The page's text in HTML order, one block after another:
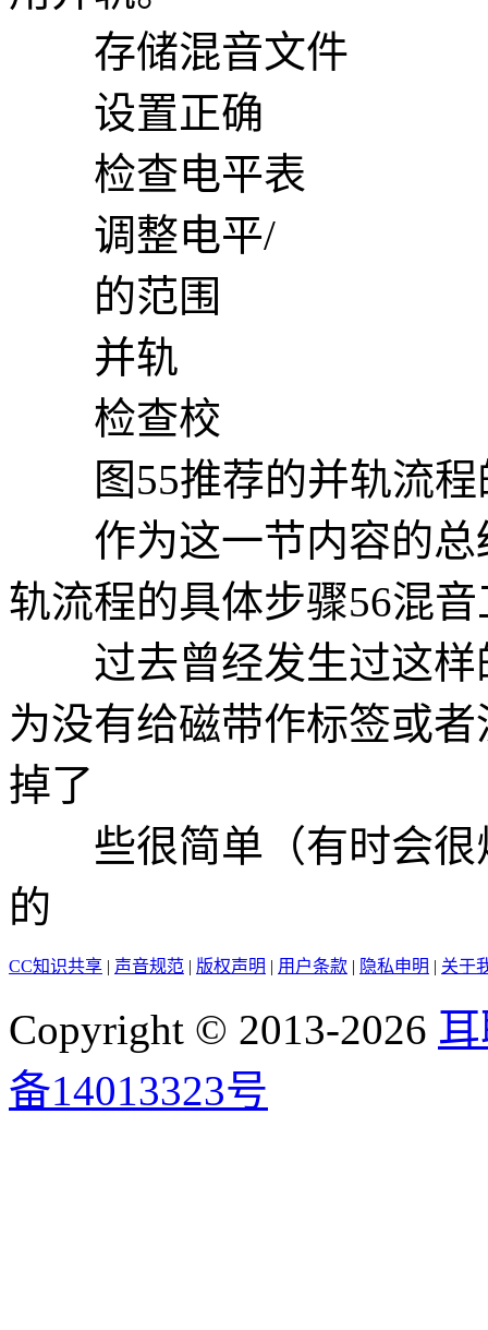
存储混音文件
设置正确
检查电平表
调整电平/
的范围
并轨
检查校
图55推荐的并轨流程
作为这一节内容的总
轨流程的具体步骤56混
过去曾经发生过这样
为没有给磁带作标签或
掉了
些很简单（有时会很
的
CC知识共享 | 声音规范 | 版权声明 | 用户条款 | 隐私申明 | 关于
Copyright © 2013-2026
备14013323号